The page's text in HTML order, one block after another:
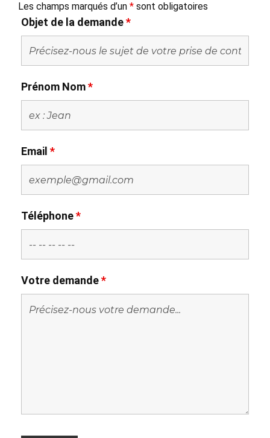
Les champs marqués d’un * sont obligatoires
Objet de la demande*
Prénom Nom*
Email *
Téléphone*
Votre demande*